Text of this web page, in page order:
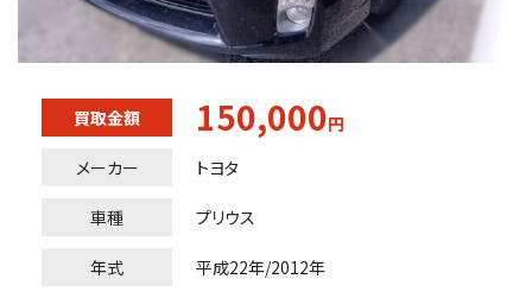
買取金額 150,000円
メーカー
トヨタ
車種 プリウス
年式 平成22年/2012年